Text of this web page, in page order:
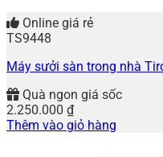
Online giá rẻ
TS9448
Máy sưởi sàn trong nhà
Quà ngon giá sốc
2.250.000 ₫
Thêm vào giỏ hàng